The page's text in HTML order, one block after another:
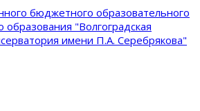
бюджетного образовательного
"Волгоградская
имени П.А. Серебрякова"